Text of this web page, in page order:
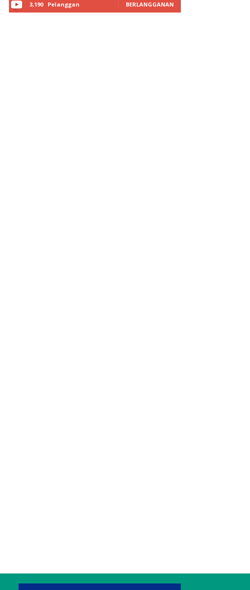
3,190 Pelanggan BERLANGGANAN